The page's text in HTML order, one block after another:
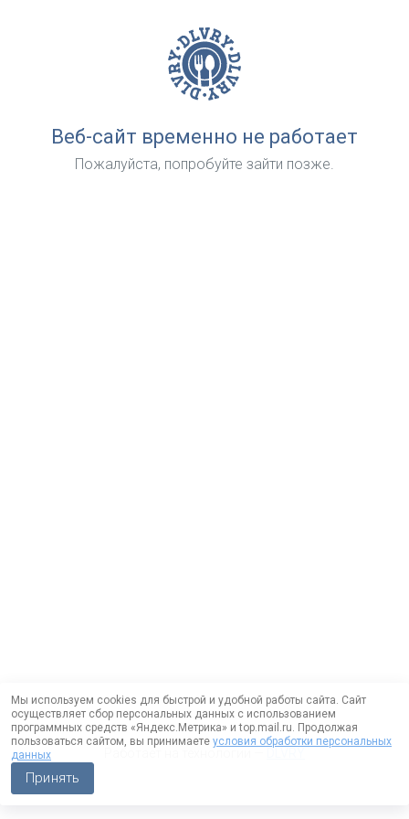
Веб-сайт временно не работает
Пожалуйста, попробуйте зайти позже.
Мы используем cookies для быстрой и удобной работы сайта. Сайт
осуществляет сбор персональных данных с использованием
программных средств «Яндекс.Метрика» и top.mail.ru. Продолжая
пользоваться сайтом, вы принимаете условия обработки персональных
данных
Принять